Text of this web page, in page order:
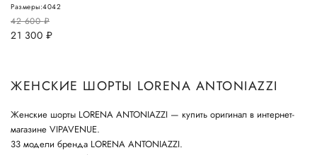
42 600руб.
21 300 руб.
Размеры:4042
ЖЕНСКИЕ ШОРТЫ LORENA ANTONIAZZI
Женские шорты LORENA ANTONIAZZI — купить оригинал в интернет-
магазине VIPAVENUE.
33 модели бренда LORENA ANTONIAZZI.